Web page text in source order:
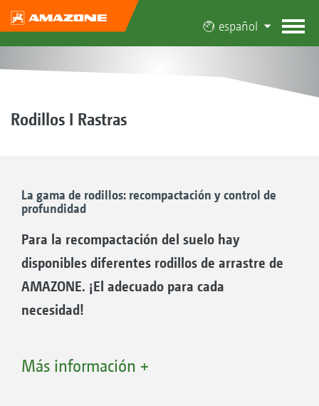
español
Rodillos I Rastras
La gama de rodillos: recompactación y control de
profundidad
Para la recompactación del suelo hay
disponibles diferentes rodillos de arrastre de
AMAZONE. ¡El adecuado para cada
necesidad!
Más información +